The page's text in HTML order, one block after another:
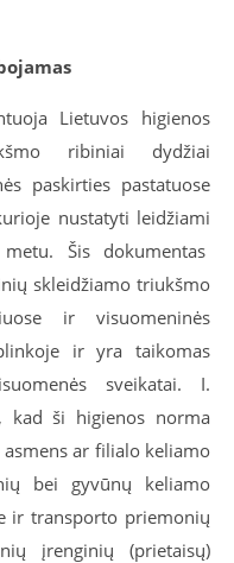
Lietuvos higienos
ribiniai dydžiai
paskirties pastatuose
nustatyti leidžiami
Šis dokumentas
skleidžiamo triukšmo
ir visuomeninės
ir yra taikomas
sveikatai. I.
kad ši higienos norma
ar filialo keliamo
bei gyvūnų keliamo
ir transporto priemonių
įrenginių (prietaisų)